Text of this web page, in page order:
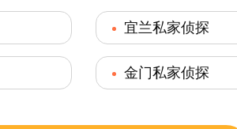
宜兰私家侦探
金门私家侦探